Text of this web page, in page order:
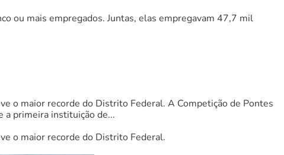
ou mais empregados. Juntas, elas empregavam 47,7 mil
o maior recorde do Distrito Federal. A Competição de Pontes
a primeira instituição de...
o maior recorde do Distrito Federal.